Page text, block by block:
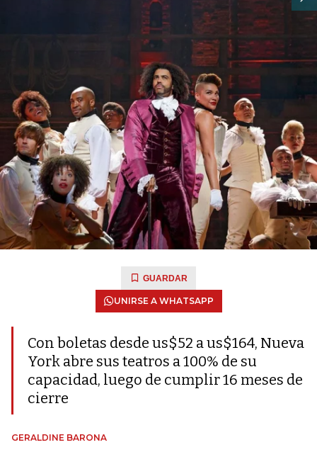
GUARDAR
UNIRSE A WHATSAPP
Con boletas desde us$52 a us$164, Nueva
York abre sus teatros a 100% de su
capacidad, luego de cumplir 16 meses de
cierre
GERALDINE BARONA